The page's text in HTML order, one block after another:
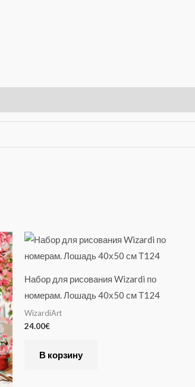
Набор для рисования Wizardi по
номерам. Лошадь 40х50 см Т124
WizardiArt
24.00€
В корзину